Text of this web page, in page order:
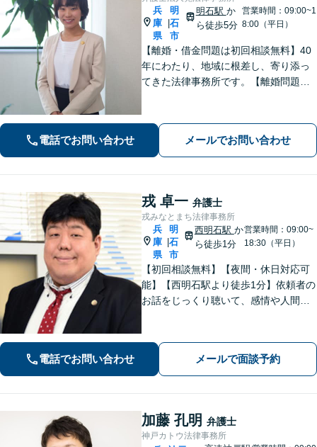
兵
庫
県
明
石
市
明石駅 か
ら徒歩5分
営業時間：09:00~1
8:00（平日）
【離婚・借金問題は初回相談無料】40
年にわたり、地域に根差し、寄り添っ
てきた法律事務所です。【離婚問題】
【借金問題】受任から申し立てまでス
ピーディーに対応いたします【明石駅7
分】
電話でお問い合わせ メールでお問い合わせ
戎 卓一 弁護士
戎みなとまち法律事務所
兵
庫
県
明
石
市
西明石駅 か
ら徒歩1分
営業時間：09:00~
18:30（平日）
【初回相談無料】【夜間・休日対応可
能】【西明石駅より徒歩1分】依頼者の
お話をじっくり聴いて、感情や人間関
トワーク軽く迅速・誠実に対応しま
す。まずはお気軽にご相談ください。
電話でお問い合わせ メールで面談予約
加藤 孔明 弁護士
神戸カトウ法律事務所